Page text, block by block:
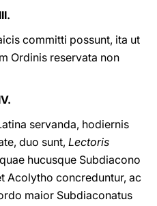
III.
committi possunt, ita ut
Ordinis reservata non
servanda, hodiernis
duo sunt, Lectoris
hucusque Subdiacono
Acolytho concreduntur, ac
maior Subdiaconatus